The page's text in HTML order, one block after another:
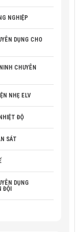
NGHIỆP
DỤNG CHO
CHUYÊN
NHẸ ELV
ĐỘ
SÁT
DỤNG
ĐỘI